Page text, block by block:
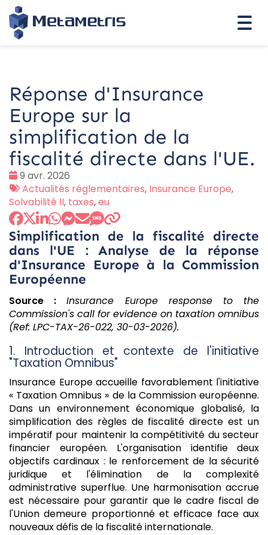
Réponse d'Insurance
Europe sur la
simplification de la
fiscalité directe dans l'UE.
Date
:
9 avr. 2026
Tags
:
Actualités réglementaires, Insurance Europe,
Solvabilité II, taxes,eu
Simplification de la fiscalité directe
dans l'UE : Analyse de la réponse
d'Insurance Europe à la Commission
Européenne
Source :
Insurance Europe response to the
Commission's call for evidence on taxation omnibus
(Ref: LPC-TAX-26-022, 30-03-2026).
1. Introduction et contexte de l'initiative
"Taxation Omnibus"
Insurance Europe accueille favorablement l'initiative
« Taxation Omnibus » de la Commission européenne.
Dans un environnement économique globalisé, la
simplification des règles de fiscalité directe est un
impératif pour maintenir la compétitivité du secteur
financier européen. L'organisation identifie deux
objectifs cardinaux : le renforcement de la sécurité
juridique et l'élimination de la complexité
administrative superflue. Une harmonisation accrue
est nécessaire pour garantir que le cadre fiscal de
l'Union demeure proportionné et efficace face aux
nouveaux défis de la fiscalité internationale.